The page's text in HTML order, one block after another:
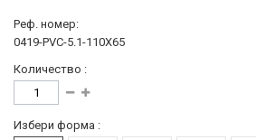
Реф. номер:
0419-PVC-5.1-110X65
Количество :
Избери форма :